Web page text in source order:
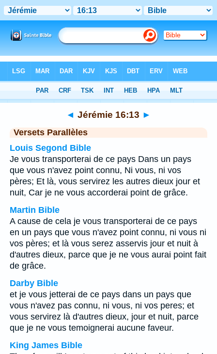
Chapitre 16 > Verset 13
◄ Jérémie 16:13 ►
Versets Parallèles
Louis Segond Bible
Je vous transporterai de ce pays Dans un pays
que vous n'avez point connu, Ni vous, ni vos
pères; Et là, vous servirez les autres dieux jour et
nuit, Car je ne vous accorderai point de grâce.
Martin Bible
A cause de cela je vous transporterai de ce pays
en un pays que vous n'avez point connu, ni vous ni
vos pères; et là vous serez asservis jour et nuit à
d'autres dieux, parce que je ne vous aurai point fait
de grâce.
Darby Bible
et je vous jetterai de ce pays dans un pays que
vous n'avez pas connu, ni vous, ni vos peres; et
vous servirez là d'autres dieux, jour et nuit, parce
que je ne vous temoignerai aucune faveur.
King James Bible